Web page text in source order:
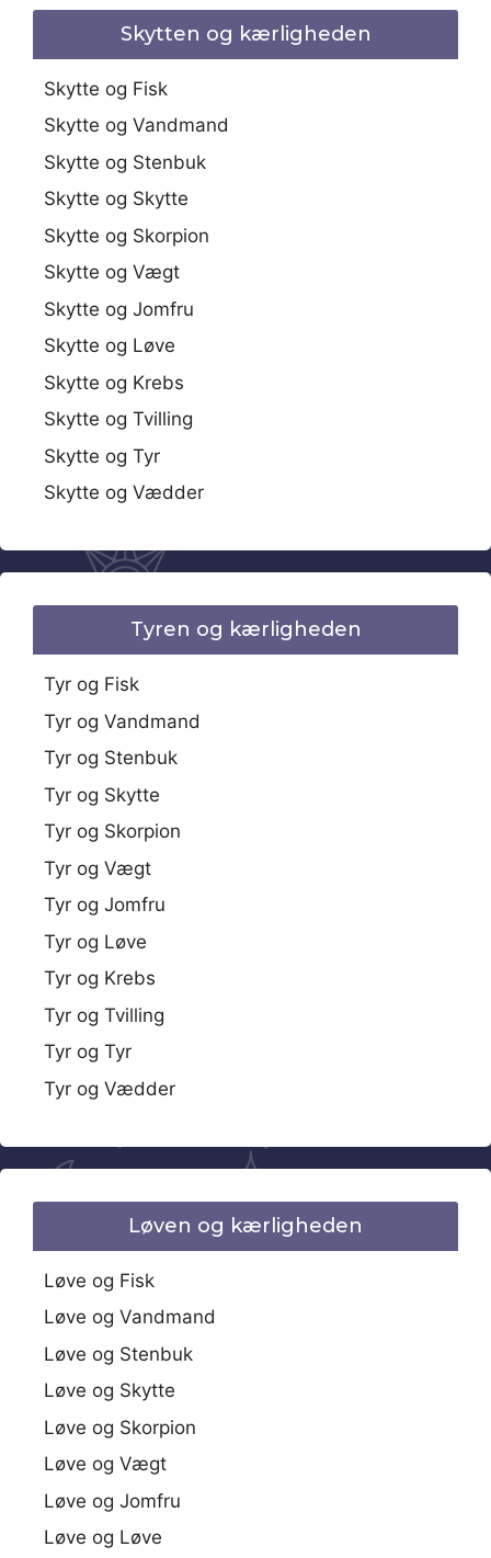
Skytten og kærligheden
Skytte og Fisk
Skytte og Vandmand
Skytte og Stenbuk
Skytte og Skytte
Skytte og Skorpion
Skytte og Vægt
Skytte og Jomfru
Skytte og Løve
Skytte og Krebs
Skytte og Tvilling
Skytte og Tyr
Skytte og Vædder
Tyren og kærligheden
Tyr og Fisk
Tyr og Vandmand
Tyr og Stenbuk
Tyr og Skytte
Tyr og Skorpion
Tyr og Vægt
Tyr og Jomfru
Tyr og Løve
Tyr og Krebs
Tyr og Tvilling
Tyr og Tyr
Tyr og Vædder
Løven og kærligheden
Løve og Fisk
Løve og Vandmand
Løve og Stenbuk
Løve og Skytte
Løve og Skorpion
Løve og Vægt
Løve og Jomfru
Løve og Løve